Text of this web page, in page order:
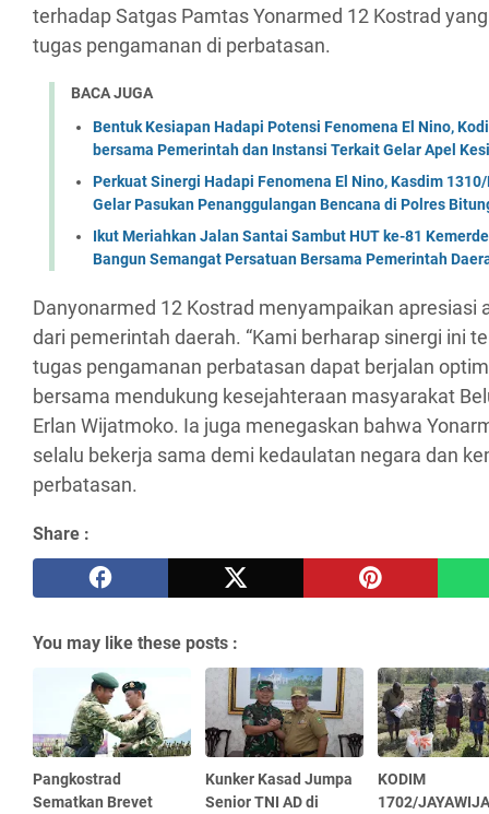
terhadap Satgas Pamtas Yonarmed 12 Kostrad
tugas pengamanan di perbatasan.
BACA JUGA
Bentuk Kesiapan Hadapi Potensi Fenomena El Nino,
bersama Pemerintah dan Instansi Terkait Gelar Apel
Perkuat Sinergi Hadapi Fenomena El Nino, Kasdim
Gelar Pasukan Penanggulangan Bencana di Polres
Ikut Meriahkan Jalan Santai Sambut HUT ke-81
Bangun Semangat Persatuan Bersama Pemerintah
Danyonarmed 12 Kostrad menyampaikan apresiasi
dari pemerintah daerah. “Kami berharap sinergi ini
tugas pengamanan perbatasan dapat berjalan
bersama mendukung kesejahteraan masyarakat
Erlan Wijatmoko. Ia juga menegaskan bahwa
selalu bekerja sama demi kedaulatan negara dan
perbatasan.
Share :
You may like these posts :
Pangkostrad
Sematkan Brevet
Kunker Kasad Jumpa
Senior TNI AD di
KODIM
1702/